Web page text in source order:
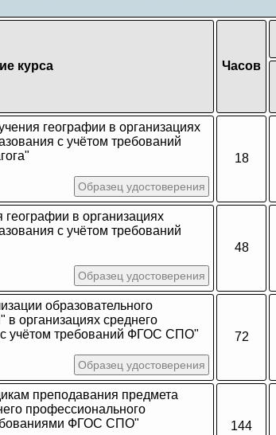
курса Часов
географии в организациях
с учётом требований
Образец удостоверения
18
в организациях
с учётом требований
Образец удостоверения
48
образовательного
в организациях среднего
учётом требований ФГОС СПО"
Образец удостоверения
72
преподавания предмета
профессионального
ФГОС СПО"
144